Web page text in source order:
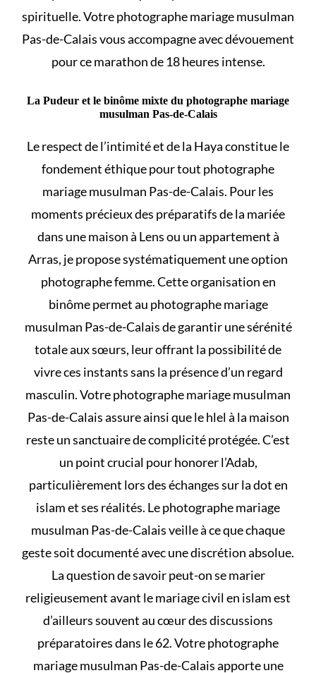
spirituelle. Votre photographe mariage musulman
Pas-de-Calais vous accompagne avec dévouement
pour ce marathon de 18 heures intense.
La Pudeur et le binôme mixte du photographe mariage
musulman Pas-de-Calais
Le respect de l’intimité et de la Haya constitue le
fondement éthique pour tout photographe
mariage musulman Pas-de-Calais. Pour les
moments précieux des préparatifs de la mariée
dans une maison à Lens ou un appartement à
Arras, je propose systématiquement une option
photographe femme. Cette organisation en
binôme permet au photographe mariage
musulman Pas-de-Calais de garantir une sérénité
totale aux sœurs, leur offrant la possibilité de
vivre ces instants sans la présence d’un regard
masculin. Votre photographe mariage musulman
Pas-de-Calais assure ainsi que lehlel à la maison
reste un sanctuaire de complicité protégée. C’est
un point crucial pour honorer l’Adab,
particulièrement lors des échanges surla dot en
islam et ses réalités. Le photographe mariage
musulman Pas-de-Calais veille à ce que chaque
geste soit documenté avec une discrétion absolue.
La question de savoirpeut-on se marier
religieusement avant le mariage civil en islamest
d’ailleurs souvent au cœur des discussions
préparatoires dans le 62. Votre photographe
mariage musulman Pas-de-Calais apporte une